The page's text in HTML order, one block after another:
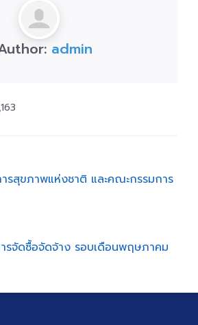
admin
รสุขภาพแห่งชาติ และคณะกรรมการ
รจัดซื้อจัดจ้าง รอบเดือนพฤษภาคม